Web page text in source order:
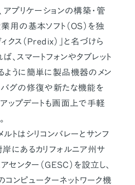
アプリケーションの構築・管
用の基本ソフト（OS）を独
クス（Predix）」と名づけら
、スマートフォンやタブレット
ように簡単に製品機器のメン
バグの修復や新たな機能を
ップデートも画面上で手軽
トはシリコンバレーとサンフ
にあるカリフォルニア州サ
センター（GESC）を設立し、
ンピューターネットワーク機